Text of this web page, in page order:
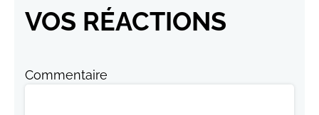
VOS RÉACTIONS
Commentaire